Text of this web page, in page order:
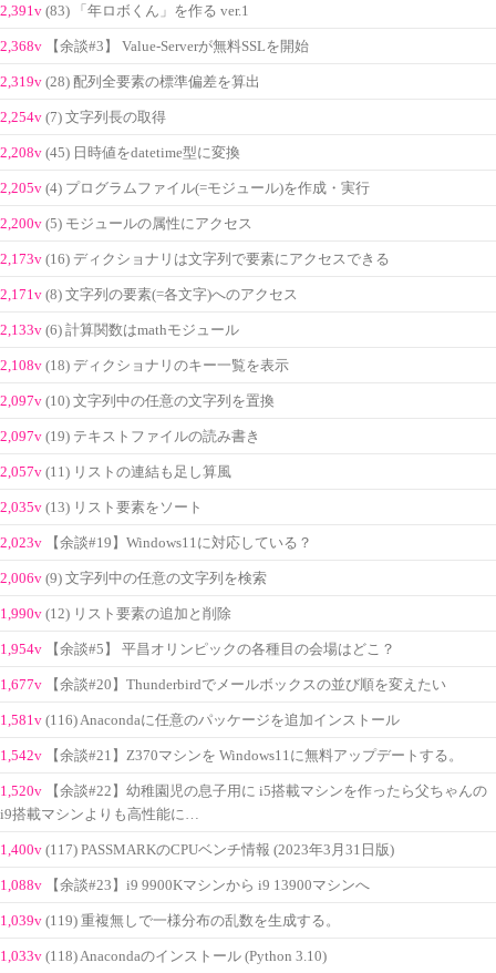
2,391v (83) 「年ロボくん」を作る ver.1
2,368v 【余談#3】 Value-Serverが無料SSLを開始
2,319v (28) 配列全要素の標準偏差を算出
2,254v (7) 文字列長の取得
2,208v (45) 日時値をdatetime型に変換
2,205v (4) プログラムファイル(=モジュール)を作成・実行
2,200v (5) モジュールの属性にアクセス
2,173v (16) ディクショナリは文字列で要素にアクセスできる
2,171v (8) 文字列の要素(=各文字)へのアクセス
2,133v (6) 計算関数はmathモジュール
2,108v (18) ディクショナリのキー一覧を表示
2,097v (10) 文字列中の任意の文字列を置換
2,097v (19) テキストファイルの読み書き
2,057v (11) リストの連結も足し算風
2,035v (13) リスト要素をソート
2,023v 【余談#19】Windows11に対応している？
2,006v (9) 文字列中の任意の文字列を検索
1,990v (12) リスト要素の追加と削除
1,954v 【余談#5】 平昌オリンピックの各種目の会場はどこ？
1,677v 【余談#20】Thunderbirdでメールボックスの並び順を変えたい
1,581v (116) Anacondaに任意のパッケージを追加インストール
1,542v 【余談#21】Z370マシンを Windows11に無料アップデートする。
1,520v
【余談#22】幼稚園児の息子用に i5搭載マシンを作ったら父ちゃんの
i9搭載マシンよりも高性能に…
1,400v (117) PASSMARKのCPUベンチ情報 (2023年3月31日版)
1,088v 【余談#23】i9 9900Kマシンから i9 13900マシンへ
1,039v (119) 重複無しで一様分布の乱数を生成する。
1,033v (118) Anacondaのインストール (Python 3.10)